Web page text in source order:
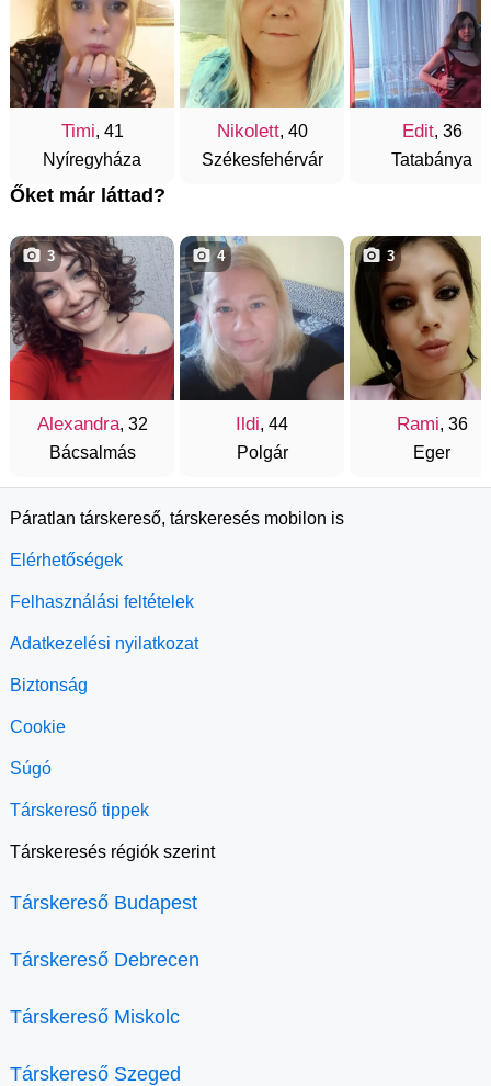
Timi, 41
Nyíregyháza
Nikolett, 40
Székesfehérvár
Edit, 36
Tatabánya
Őket már láttad?
Alexandra, 32
Bácsalmás
3
Ildi, 44
Polgár
4
Rami, 36
Eger
3
Páratlan társkereső, társkeresés mobilon is
Elérhetőségek
Felhasználási feltételek
Adatkezelési nyilatkozat
Biztonság
Cookie
Súgó
Társkereső tippek
Társkeresés régiók szerint
Társkereső Budapest
Társkereső Debrecen
Társkereső Miskolc
Társkereső Szeged